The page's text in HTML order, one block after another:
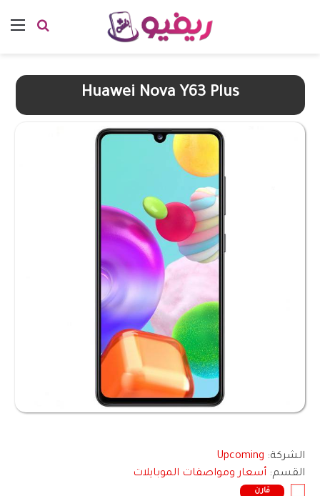
بحث
Huawei Nova Y63 Plus
الشركة: Upcoming
القسم: أسعار ومواصفات الموبايلات
قارن